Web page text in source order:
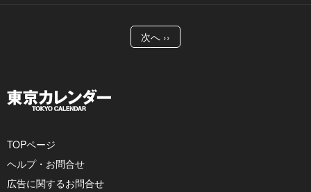
次へ ››
TOPページ
ヘルプ・お問合せ
広告に関するお問合せ